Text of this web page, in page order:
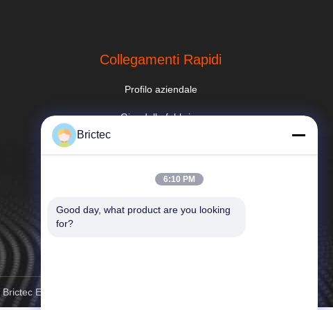
Collegamenti Rapidi
Profilo aziendale
Giro della fabbrica
Notizie
Engineering Co., Ltd. . Tutti i diritti riservati.
Brictec
6:10 PM
Good day, what product are you looking
for?